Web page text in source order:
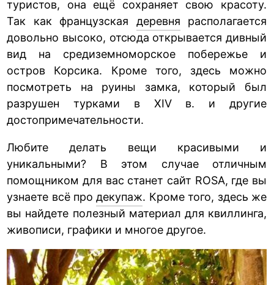
туристов, она ещё сохраняет свою красоту.
Так как французская деревня располагается
довольно высоко, отсюда открывается дивный
вид на средиземноморское побережье и
остров Корсика. Кроме того, здесь можно
посмотреть на руины замка, который был
разрушен турками в XIV в. и другие
достопримечательности.
Любите делать вещи красивыми и
уникальными? В этом случае отличным
помощником для вас станет сайт ROSA, где вы
узнаете всё продекупаж. Кроме того, здесь же
вы найдете полезный материал для квиллинга,
живописи, графики и многое другое.